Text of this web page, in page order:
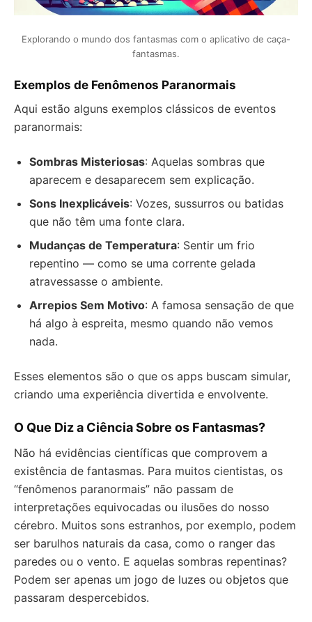
Explorando o mundo dos fantasmas com o aplicativo de caça-
fantasmas.
Exemplos de Fenômenos Paranormais
Aqui estão alguns exemplos clássicos de eventos
paranormais:
Sombras Misteriosas: Aquelas sombras que
aparecem e desaparecem sem explicação.
Sons Inexplicáveis: Vozes, sussurros ou batidas
que não têm uma fonte clara.
Mudanças de Temperatura: Sentir um frio
repentino — como se uma corrente gelada
atravessasse o ambiente.
Arrepios Sem Motivo: A famosa sensação de que
há algo à espreita, mesmo quando não vemos
nada.
Esses elementos são o que os apps buscam simular,
criando uma experiência divertida e envolvente.
O Que Diz a Ciência Sobre os Fantasmas?
Não há evidências científicas que comprovem a
existência de fantasmas. Para muitos cientistas, os
“fenômenos paranormais” não passam de
interpretações equivocadas ou ilusões do nosso
cérebro. Muitos sons estranhos, por exemplo, podem
ser barulhos naturais da casa, como o ranger das
paredes ou o vento. E aquelas sombras repentinas?
Podem ser apenas um jogo de luzes ou objetos que
passaram despercebidos.